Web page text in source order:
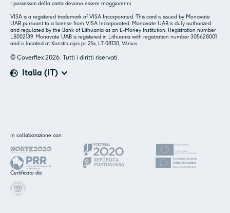
I possessori della carta devono essere maggiorenni
VISA is a registered trademark of VISA Incorporated. This card is issued by Monavate
UAB pursuant to a license from VISA Incorporated. Monavate UAB is duly authorized
and regulated by the Bank of Lithuania as an E-Money Institution. Registration number
LB002139. Monavate UAB is registered in Lithuania with registration number 305628001
and is located at Konstitucijos pr. 21a, LT-08130, Vilnius.
Italia (IT)
© Coverflex 2026. Tutti i diritti riservati.
In collaborazione con:
Certificato da:
Insieme ai nostri partner utilizziamo cookie o
tecnologie simili, come specificato nellacookie
policy..